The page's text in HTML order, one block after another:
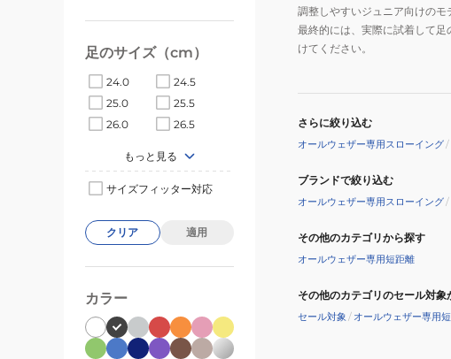
調整しやすいジュニア向けの
最終的には、実際に試着して
けてください。
さらに絞り込む
オールウェザー専用スローイング/
ブランドで絞り込む
オールウェザー専用スローイング/
その他のカテゴリから探す
オールウェザー専用短距離
その他のカテゴリのセール対象
セール対象 / オールウェザー専用
足のサイズ（cm）
24.0
24.5
25.0
25.5
26.0
26.5
もっと見る
サイズフィッター対応
クリア 適用
カラー